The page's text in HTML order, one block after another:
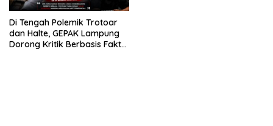
Di Tengah Polemik Trotoar
dan Halte, GEPAK Lampung
Dorong Kritik Berbasis Fakta